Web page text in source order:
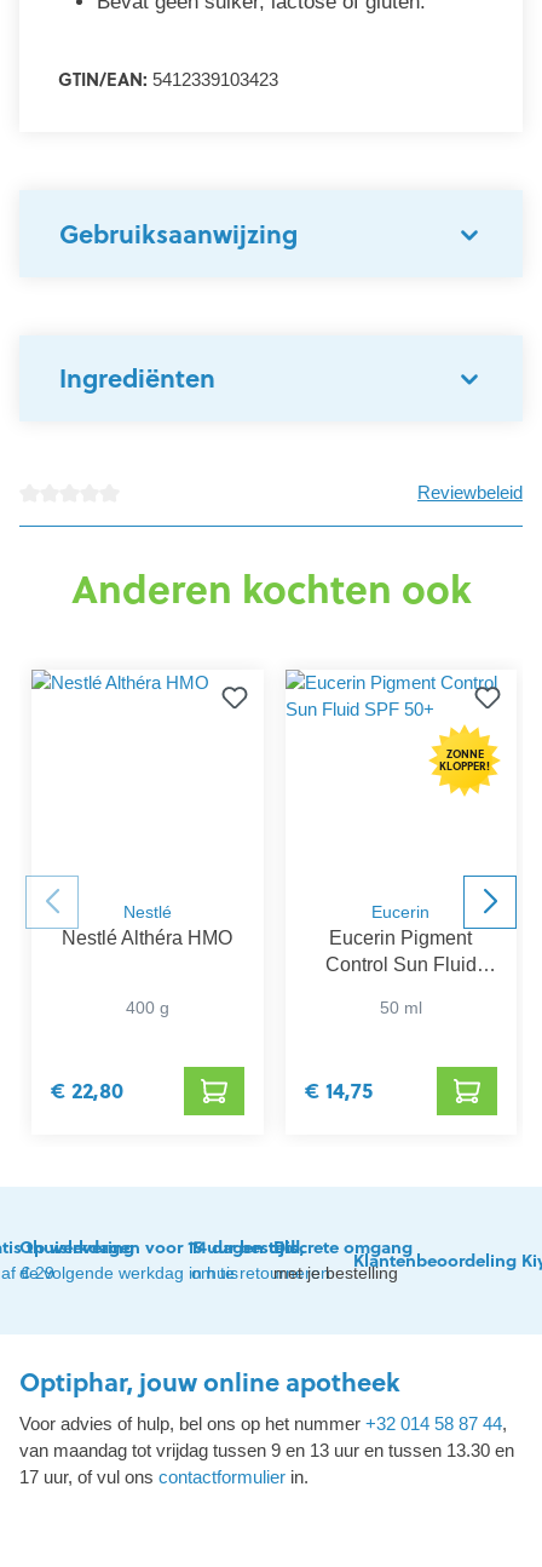
GTIN/EAN: 5412339103423
Gebruiksaanwijzing
Ingrediënten
Reviewbeleid
Anderen kochten ook
Nestlé
Nestlé Althéra HMO
400 g
€ 22,80
ZONNE
KLOPPER!
Eucerin
Eucerin Pigment
Control Sun Fluid
50 ml
€ 14,75
thuislevering
€ 29
Op werkdagen voor 15 uur besteld,
de volgende werkdag in huis
14 dagen tijd
om te retourneren
Discrete omgang
met je bestelling
Klantenbeoordeling
Optiphar, jouw online apotheek
Voor advies of hulp, bel ons op het nummer +32 014 58 87 44,
van maandag tot vrijdag tussen 9 en 13 uur en tussen 13.30 en
17 uur, of vul ons contactformulier in.